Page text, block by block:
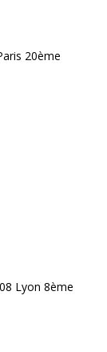
20ème
Lyon 8ème